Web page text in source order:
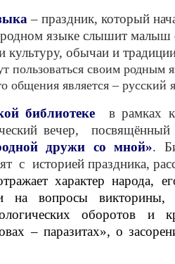
– праздник, который
языке слышит малыш
культуру, обычаи и
пользоваться своим родным
общения является – русский
библиотеке в рамках
вечер,
дружи со мной».
с историей праздника,
характер народа,
на вопросы викторины,
оборотов и
– паразитах», о